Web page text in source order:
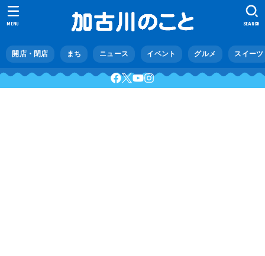
開店・閉店 まち ニュース イベント グルメ スイーツ
SEARCH
MENU